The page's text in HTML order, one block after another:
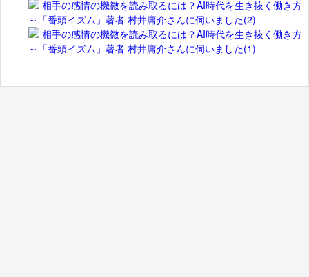
相手の感情の機微を読み取るには？AI時代を生き抜く働き方
～「番頭イズム」著者 村井庸介さんに伺いました(2)
相手の感情の機微を読み取るには？AI時代を生き抜く働き方
～「番頭イズム」著者 村井庸介さんに伺いました(1)